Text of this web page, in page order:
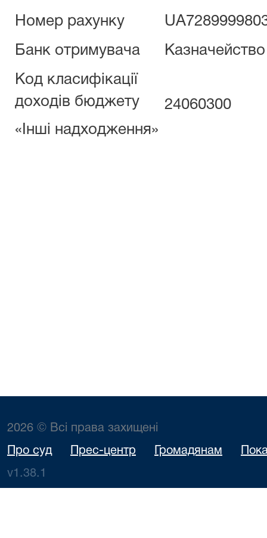
Номер рахунку
Банк отримувача
Код класифікації
доходів бюджету
«Інші надходження»
24060300
2026 © Всі права захищені
Про суд Прес-центр Громадянам
v1.38.1